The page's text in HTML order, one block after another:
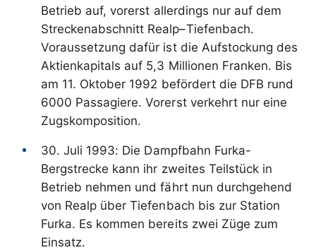
Betrieb auf, vorerst allerdings nur auf dem
Streckenabschnitt Realp–Tiefenbach.
Voraussetzung dafür ist die Aufstockung des
Aktienkapitals auf 5,3 Millionen Franken. Bis
am 11. Oktober 1992 befördert die DFB rund
6000 Passagiere. Vorerst verkehrt nur eine
Zugskomposition.
30. Juli 1993: Die Dampfbahn Furka-
Bergstrecke kann ihr zweites Teilstück in
Betrieb nehmen und fährt nun durchgehend
von Realp über Tiefenbach bis zur Station
Furka. Es kommen bereits zwei Züge zum
Einsatz.